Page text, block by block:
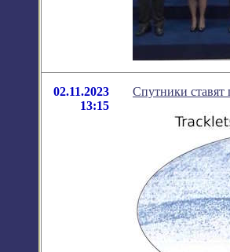
02.11.2023
13:15
Спутники ставят